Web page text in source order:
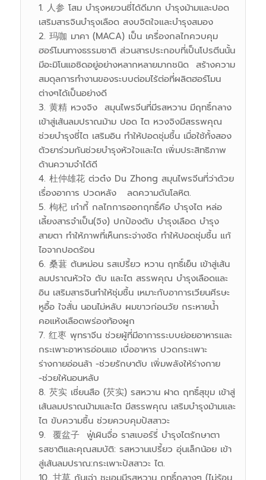
人参 โสม บำรุงหยวนชี่ได้ดีมาก บำรุงม้ามและปอด
เสริมสารจินบำรุงเลือด สงบจิตใจและบำรุงสมอง
玛咖 มาคา (MACA) เป็น เครื่องกลไกควบคุม
ฮอร์โมนทางธรรมชาติ ส่วนสารประกอบที่เป็นโปรตีนนั้น
มีอะมิโนแอซิดอยู่อย่างหลากหลายมากชนิด สร้างความ
สมดุลการทำงานของระบบต่อมไร้ต่อที่ผลิตฮอร์โมน
ต่างๆได้เป็นอย่างดี
黄精 หวงจิง สมุนไพรจีนที่มีรสหวาน มีฤทธิ์กลาง
เข้าสู่เส้นลมปราณม้าม ปอด ไต หวงจิงมีสรรพคุณ
ช่วยบำรุงชี่ไต เสริมอิน ทำให้ปอดชุ่มชื้น เมื่อใช้ทั้งสอง
ตัวยาร่วมกันช่วยบำรุงหัวใจและไต เพิ่มประสิทธิภาพ
ด้านความจำได้ดี
杜仲雄花 ต่วต๋ง Du Zhong สมุนไพรจีนที่ว่าด้วย
เรื่องอาการ ปวดหลัง ลดความดันโลหิต.
枸杞 เก๋ากี้ กลไกการออกฤทธิ์คือ บำรุงไต หล่อ
เลี้ยงสารจำเป็น(จิง) ปกป้องตับ บำรุงเลือด บำรุง
สายตา ทำให้ภาพที่เห็นกระจ่างชัด ทำให้ปอดชุ่มชื้น แก้
ไอจากปอดร้อน
桑葚 ต้นหม่อน รสเปรี้ยว หวาน ฤทธิ์เย็น เข้าสู่เส้น
ลมปราณหัวใจ ตับ และไต สรรพคุณ บำรุงเลือดและ
อิน เสริมสารจินทำให้ชุ่มชื้น เหมาะกับอาการเวียนศีรษะ
หูอื้อ ใจสั่น นอนไม่หลับ ผมขาวก่อนวัย กระหายน้ำ
คอแห้งเลือดพร่องท้องผูก
红枣 พุทราจีน ช่วยผู้ที่มีอาการระบบย่อยอาหารและ
กระเพาะอาหารอ่อนแอ เบื่ออาหาร ปวดกระเพาะ
ร่างกายอ่อนล้า -ช่วยรักษาตับ เพิ่มพลังให้ร่างกาย
-ช่วยให้นอนหลับ
芡实 เชี่ยนสือ (芡实) รสหวาน ฝาด ฤทธิ์สุขุม เข้าสู่
เส้นลมปราณม้ามและไต มีสรรพคุณ เสริมบำรุงม้ามและ
ไต ขับความชื้น ช่วยควบคุมปัสสาวะ
覆盆子 ฟู่เผินจื่อ ราสเบอร์รี่ บำรุงไตรักษาตา
รสชาติและคุณสมบัติ: รสหวานเปรี้ยว อุ่นเล็กน้อย เข้า
สู่เส้นลมปราณ:กระเพาะปัสสาวะ ไต.